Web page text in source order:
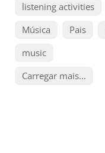
listening activities
Música
Pais
music
Carregar mais...